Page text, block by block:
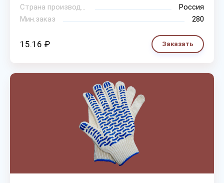
Страна производитель
Россия
Мин.заказ
280
15.16 ₽ Заказать